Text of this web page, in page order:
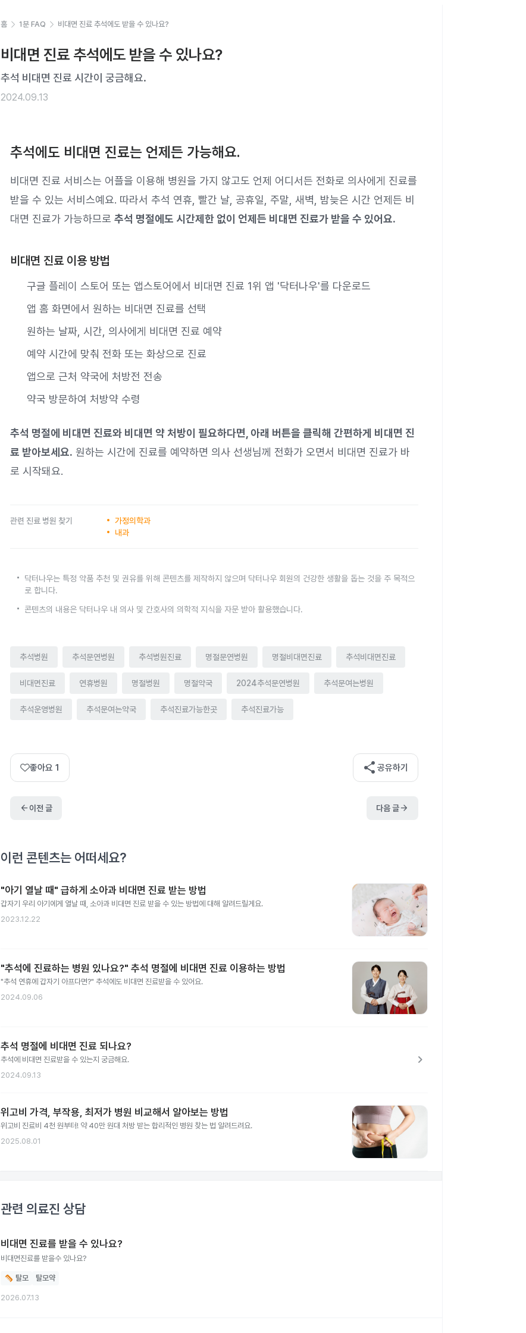
홈 1분 FAQ 비대면 진료 추석에도 받을 수 있나요?
비대면 진료 추석에도 받을 수 있나요?
추석 비대면 진료 시간이 궁금해요.
2024.09.13
추석에도 비대면 진료는 언제든 가능해요.
비대면 진료 서비스는 어플을 이용해 병원을 가지 않고도 언제 어디서든 전화로 의사에게 진료를
받을 수 있는 서비스예요. 따라서 추석 연휴, 빨간 날, 공휴일, 주말, 새벽, 밤늦은 시간 언제든 비
대면 진료가 가능하므로 추석 명절에도 시간제한 없이 언제든 비대면 진료가 받을 수 있어요.
비대면 진료 이용 방법
구글 플레이 스토어 또는 앱스토어에서 비대면 진료 1위 앱 '닥터나우'를 다운로드
앱 홈 화면에서 원하는 비대면 진료를 선택
원하는 날짜, 시간, 의사에게 비대면 진료 예약
예약 시간에 맞춰 전화 또는 화상으로 진료
앱으로 근처 약국에 처방전 전송
약국 방문하여 처방약 수령
추석 명절에 비대면 진료와 비대면 약 처방이 필요하다면, 아래 버튼을 클릭해 간편하게 비대면 진
료 받아보세요. 원하는 시간에 진료를 예약하면 의사 선생님께 전화가 오면서 비대면 진료가 바
로 시작돼요.
관련 진료 병원 찾기
가정의학과
내과
닥터나우는 특정 약품 추천 및 권유를 위해 콘텐츠를 제작하지 않으며 닥터나우 회원의 건강한 생활을 돕는 것을 주 목적으
로 합니다.
콘텐츠의 내용은 닥터나우 내 의사 및 간호사의 의학적 지식을 자문 받아 활용했습니다.
추석병원 추석문연병원 추석병원진료 명절문연병원 명절비대면진료 추석비대면진료
비대면진료 연휴병원 명절병원 명절약국 2024추석문연병원 추석문여는병원
추석운영병원 추석문여는약국 추석진료가능한곳 추석진료가능
좋아요 1 share 공유하기
arrow_back이전 글 다음 글arrow_forward
이런 콘텐츠는 어떠세요?
"아기 열날 때" 급하게 소아과 비대면 진료 받는 방법
갑자기 우리 아기에게 열날 때, 소아과 비대면 진료 받을 수 있는 방법에 대해 알려드릴게요.
2023.12.22
"추석에 진료하는 병원 있나요?" 추석 명절에 비대면 진료 이용하는 방법
"추석 연휴에 갑자기 아프다면?" 추석에도 비대면 진료받을 수 있어요.
2024.09.06
추석 명절에 비대면 진료 되나요?
추석에 비대면 진료받을 수 있는지 궁금해요.
2024.09.13
chevron_right
위고비 가격, 부작용, 최저가 병원 비교해서 알아보는 방법
위고비 진료비 4천 원부터! 약 40만 원대 처방 받는 합리적인 병원 찾는 법 알려드려요.
2025.08.01
관련 의료진 상담
비대면 진료를 받을 수 있나요?
비대면진료를 받을수 있나요?
탈모 탈모약
2026.07.13